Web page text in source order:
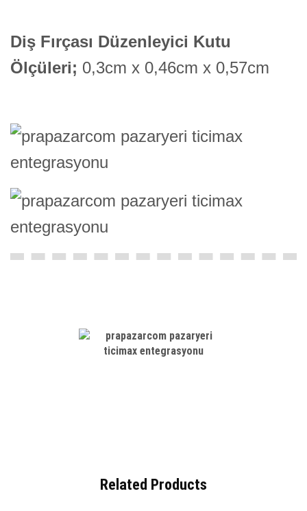
Diş Fırçası Düzenleyici Kutu
Ölçüleri; 0,3cm x 0,46cm x 0,57cm
Related Products